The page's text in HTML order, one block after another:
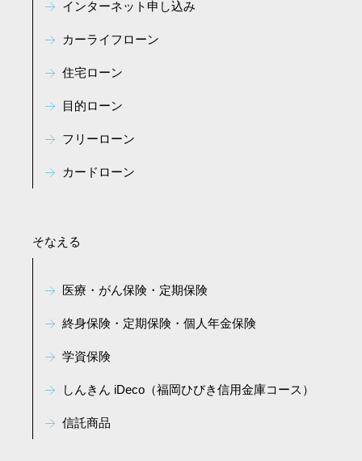
インターネット申し込み
カーライフローン
住宅ローン
目的ローン
フリーローン
カードローン
そなえる
医療・がん保険・定期保険
終身保険・定期保険・個人年金保険
学資保険
しんきん iDeco（福岡ひびき信用金庫コース）
信託商品